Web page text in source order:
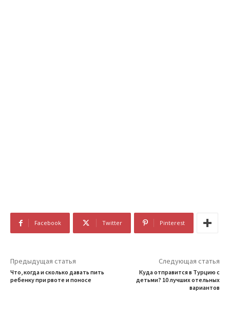
Facebook Twitter Pinterest
Предыдущая статья
Что, когда и сколько давать пить
ребенку при рвоте и поносе
Следующая статья
Куда отправится в Турцию с
детьми? 10 лучших отельных
вариантов